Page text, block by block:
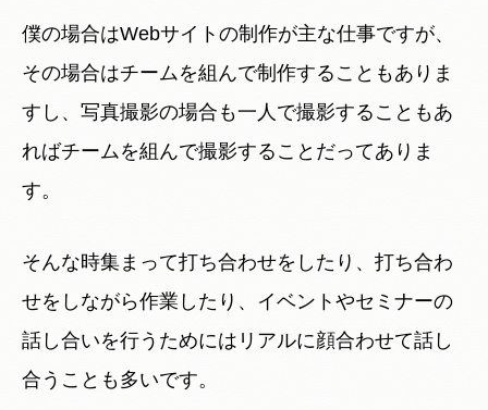
僕の場合はWebサイトの制作が主な仕事ですが、
その場合はチームを組んで制作することもありま
すし、写真撮影の場合も一人で撮影することもあ
ればチームを組んで撮影することだってありま
す。
そんな時集まって打ち合わせをしたり、打ち合わ
せをしながら作業したり、イベントやセミナーの
話し合いを行うためにはリアルに顔合わせて話し
合うことも多いです。